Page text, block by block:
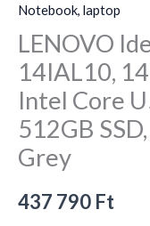
Notebook, laptop
LENOVO
14IAL10,
Intel Core
512GB
Grey
437 790 Ft
mennyiség